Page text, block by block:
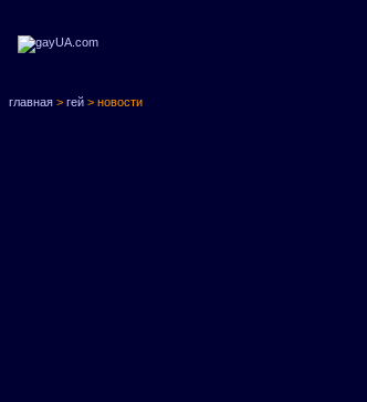
главная > гей > новости